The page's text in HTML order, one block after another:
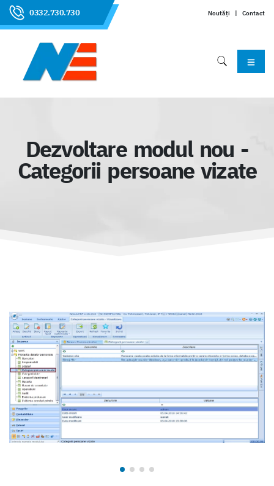
0332.730.730 Noutăți | Contact
Dezvoltare modul nou -
Categorii persoane vizate